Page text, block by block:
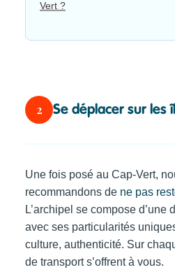
Vert ?
2 Se déplacer sur les
Une fois posé au Cap-Vert,
recommandons de ne pas
L’archipel se compose d’une
avec ses particularités
culture, authenticité. Sur
de transport s’offrent à vous.